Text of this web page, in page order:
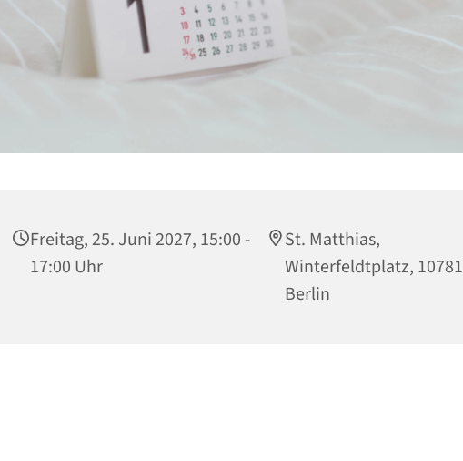
Freitag, 25. Juni 2027, 15:00 -
17:00 Uhr
St. Matthias,
Winterfeldtplatz, 10781
Berlin